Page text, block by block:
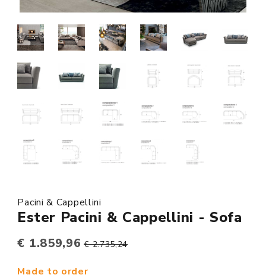
Pacini & Cappellini
Ester Pacini & Cappellini - Sofa
€ 1.859,96 € 2.735,24
Made to order